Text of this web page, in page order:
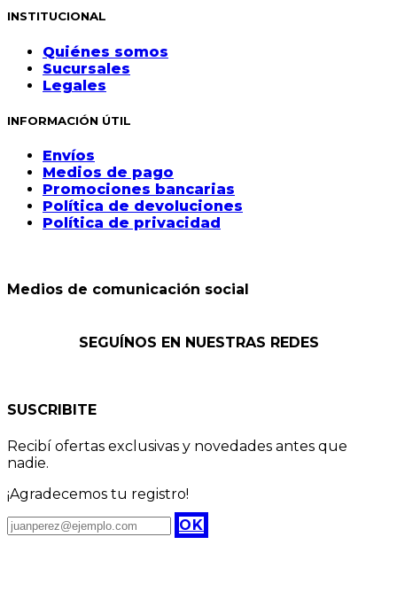
INSTITUCIONAL
Quiénes somos
Sucursales
Legales
INFORMACIÓN ÚTIL
Envíos
Medios de pago
Promociones bancarias
Política de devoluciones
Política de privacidad
Medios de comunicación social
SEGUÍNOS EN NUESTRAS REDES
SUSCRIBITE
Recibí ofertas exclusivas y novedades antes que
nadie.
¡Agradecemos tu registro!
OK